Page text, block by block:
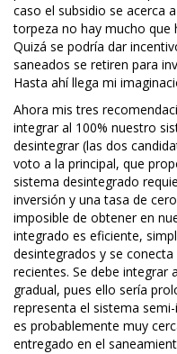
caso el subsidio se acerca
torpeza no hay mucho que
Quizá se podría dar
saneados se retiren para
Hasta ahí llega mi
Ahora mis tres
integrar al 100% nuestro
desintegrar (las dos
voto a la principal, que
sistema desintegrado
inversión y una tasa de
imposible de obtener en
integrado es eficiente,
desintegrados y se
recientes. Se debe integrar
gradual, pues ello sería
representa el sistema
es probablemente muy
entregado en el